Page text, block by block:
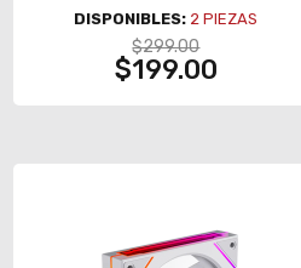
Iluminación ARGB Personalizable,
Compatibilidad Universal - AT-
HGPUH-ARGB-BK
DISPONIBLES: 2 PIEZAS
$299.00
$199.00